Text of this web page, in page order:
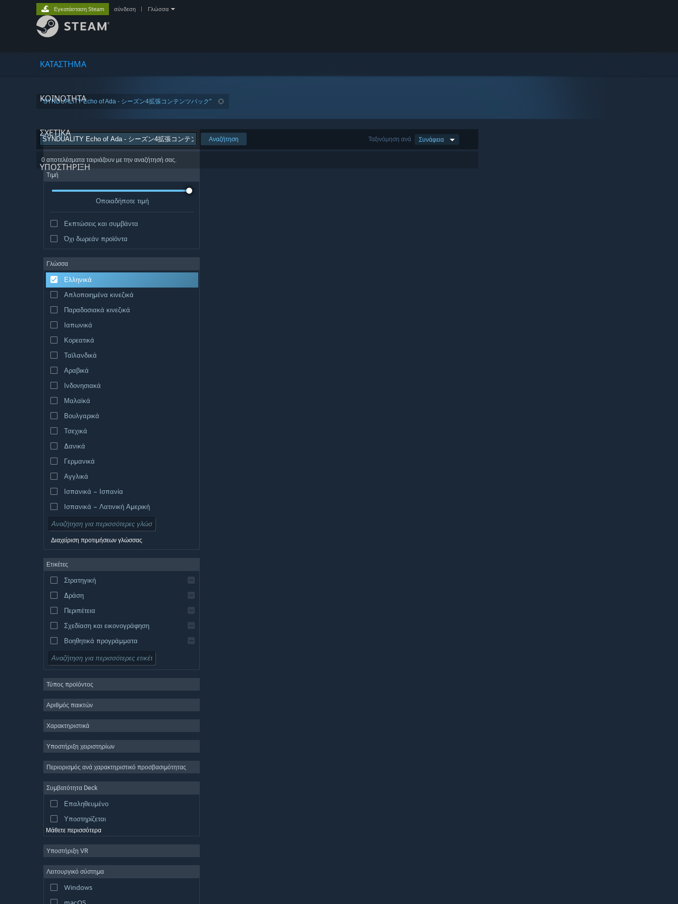
ΚΑΤΑΣΤΗΜΑ
ΚΟΙΝΟΤΗΤΑ
ΣΧΕΤΙΚΆ
ΥΠΟΣΤΗΡΙΞΗ
Εγκατάσταση Steam σύνδεση Γλώσσα
"SYNDUALITY Echo of Ada - シーズン4拡張コンテンツパック"
Ταξινόμηση ανά Συνάφεια
Αναζήτηση
0 αποτελέσματα ταιριάζουν με την αναζήτησή σας.
Τιμή
Οποιαδήποτε τιμή
Εκπτώσεις και συμβάντα
Όχι δωρεάν προϊόντα
Γλώσσα
Ελληνικά
Απλοποιημένα κινεζικά
Παραδοσιακά κινεζικά
Ιαπωνικά
Κορεατικά
Ταϊλανδικά
Αραβικά
Ινδονησιακά
Μαλαϊκά
Βουλγαρικά
Τσεχικά
Δανικά
Γερμανικά
Αγγλικά
Ισπανικά – Ισπανία
Ισπανικά – Λατινική Αμερική
Διαχείριση προτιμήσεων γλώσσας
Ετικέτες
Στρατηγική
Δράση
Περιπέτεια
Σχεδίαση και εικονογράφηση
Βοηθητικά προγράμματα
Δωρεάν για παίξιμο
Μαζικό πολλών παικτών
Indie
Χαλαρό
Προσομοίωση
Παραγωγή βίντεο
Επεξεργασία εικόνας
Τύπος προϊόντος
Αριθμός παικτών
Χαρακτηριστικά
Υποστήριξη χειριστηρίων
Περιορισμός ανά χαρακτηριστικό προσβασιμότητας
Συμβατότητα Deck
Επαληθευμένο
Υποστηρίζεται
Μάθετε περισσότερα
Υποστήριξη VR
Λειτουργικό σύστημα
Windows